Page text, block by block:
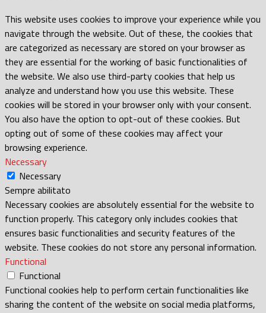
This website uses cookies to improve your experience while you
navigate through the website. Out of these, the cookies that
are categorized as necessary are stored on your browser as
they are essential for the working of basic functionalities of
the website. We also use third-party cookies that help us
analyze and understand how you use this website. These
cookies will be stored in your browser only with your consent.
You also have the option to opt-out of these cookies. But
opting out of some of these cookies may affect your
browsing experience.
Necessary
Necessary
Sempre abilitato
Necessary cookies are absolutely essential for the website to
function properly. This category only includes cookies that
ensures basic functionalities and security features of the
website. These cookies do not store any personal information.
Functional
Functional
Functional cookies help to perform certain functionalities like
sharing the content of the website on social media platforms,